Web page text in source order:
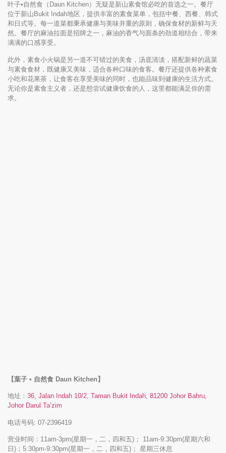
叶子•自然食（Daun Kitchen）无疑是新山素食馆必吃的首选之一。餐厅
位于新山Bukit Indah地区，提供丰富的素食菜单，包括中餐、西餐、韩式
和日式等。每一道菜都秉承健康与美味并重的原则，确保食材的新鲜与天
然。餐厅的麻油拉面是招牌之一，麻油的香气与面条的劲道相结合，带来
满满的口感享受。
此外，素食小火锅是另一道不可错过的美食，汤底清淡，搭配新鲜的蔬菜
与素食食材，既健康又美味，适合各种口味的食客。餐厅还提供各种素食
小吃和花果茶，让食客在享受美味的同时，也能品味到健康的生活方式。
无论你是素食主义者，还是想尝试健康饮食的人，这里都能满足你的需
求。
【葉子 • 自然食 Daun Kitchen】
地址： 36, Jalan Indah 10/2, Taman Bukit Indah, 81200 Johor Bahru,
Johor Darul Ta’zim
电话号码: 07-2396419
营业时间：11am-3pm(星期一，二，四和五)； 11am-9:30pm(星期六和
日)；5:30pm-9:30pm(星期一，二，四和五)； 星期三休息